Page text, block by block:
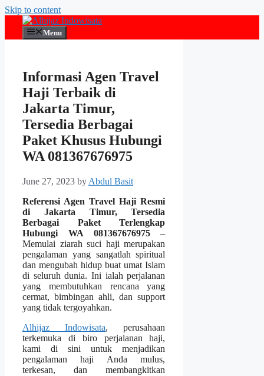
Skip to content
Menu
Informasi Agen Travel
Haji Terbaik di
Jakarta Timur,
Tersedia Berbagai
Paket Khusus Hubungi
WA 081367676975
June 27, 2023 by Abdul Basit
Referensi Agen Travel Haji Resmi
di Jakarta Timur, Tersedia
Berbagai Paket Terlengkap
Hubungi WA 081367676975–
Memulai ziarah suci haji merupakan
pengalaman yang sangatlah spiritual
dan mengubah hidup buat umat Islam
di seluruh dunia. Ini ialah perjalanan
yang membutuhkan rencana yang
cermat, bimbingan ahli, dan support
yang tidak tergoyahkan.
Alhijaz Indowisata, perusahaan
terkemuka di biro perjalanan haji,
kami di sini untuk menjadikan
pengalaman haji Anda mulus,
terkesan, dan membangkitkan